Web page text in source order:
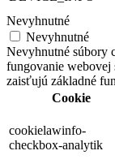
Nevyhnutné
Nevyhnutné
Nevyhnutné súbory
fungovanie webovej
zaisťujú základné
Cookie
cookielawinfo-
checkbox-analytik